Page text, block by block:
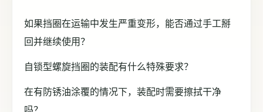
如果挡圈在运输中发生严重变形，能否通过手工掰
回并继续使用？
自锁型螺旋挡圈的装配有什么特殊要求？
在有防锈油涂覆的情况下，装配时需要擦拭干净
吗？